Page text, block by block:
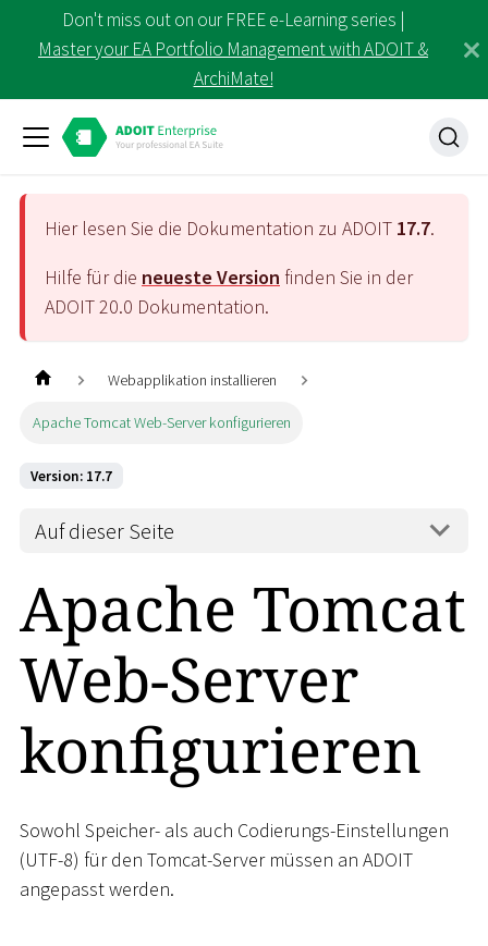
Don't miss out on our FREE e-Learning series |
Master your EA Portfolio Management with ADOIT &
ArchiMate!
Hier lesen Sie die Dokumentation zu ADOIT 17.7.
Hilfe für die neueste Version finden Sie in der
ADOIT20.0 Dokumentation.
Webapplikation installieren
Apache Tomcat Web-Server konfigurieren
Version: 17.7
Auf dieser Seite
Apache Tomcat
Web-Server
konfigurieren
Sowohl Speicher- als auch Codierungs-Einstellungen
(UTF-8) für den Tomcat-Server müssen an ADOIT
angepasst werden.